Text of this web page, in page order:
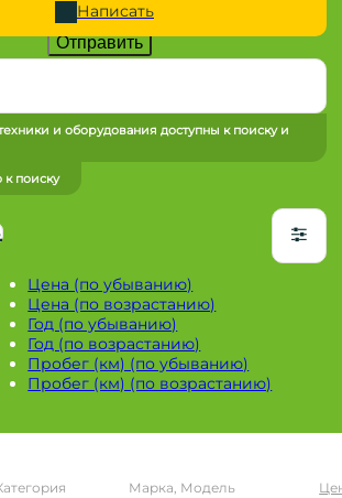
Написать
до
Цена (по убыванию)
Цена (по возрастанию)
Год (по убыванию)
Год (по возрастанию)
Пробег (км) (по убыванию)
Пробег (км) (по возрастанию)
и оборудования доступны к поиску и
к поиску
Марка, Модель
Отправить